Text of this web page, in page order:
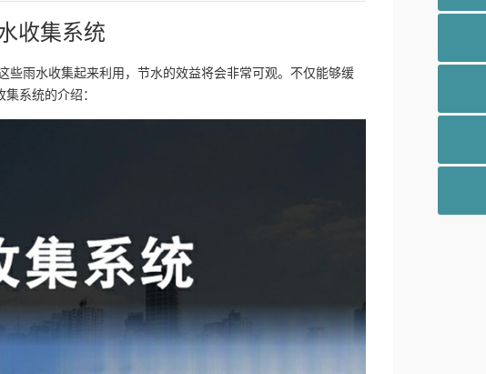
收集系统
些雨水收集起来利用，节水的效益将会非常可观。不仅能够缓
系统的介绍：